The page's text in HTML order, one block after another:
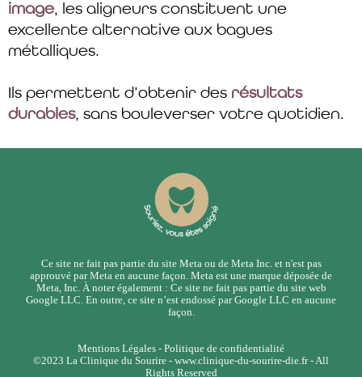
image, les aligneurs constituent une
excellente alternative aux bagues
métalliques.
Ils permettent d’obtenir des résultats
durables, sans bouleverser votre quotidien.
Ce site ne fait pas partie du site Meta ou de Meta Inc. et n'est pas
approuvé par Meta en aucune façon. Meta est une marque déposée de
Meta, Inc. À noter également : Ce site ne fait pas partie du site web
Google LLC. En outre, ce site n’est endossé par Google LLC en aucune
façon.
Mentions Légales - Politique de confidentialité
©2023 La Clinique du Sourire - www.clinique-du-sourire-die.fr- All
Rights Reserved